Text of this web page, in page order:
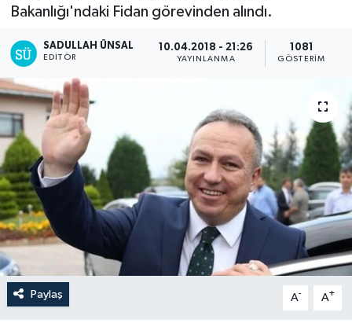
Bakanlığı'ndaki Fidan görevinden alındı.
SADULLAH ÜNSAL
EDITÖR
10.04.2018 - 21:26
YAYINLANMA
1081
GÖSTERIM
Paylaş A- A+
Son Dakika Haberleri
Haber Arşivi